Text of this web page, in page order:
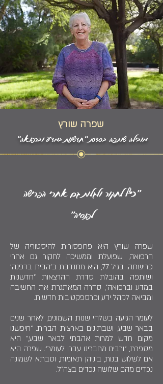
שפרה שורץ
מובילה שותפה בסדרת "חדשנות במדע וברפואה”
"כיף לחקור ולגלות גם אחרי הפרישה
לפנסיה"
שפרה שורץ היא פרופסורית להיסטוריה של
הרפואה, שפועלת וממשיכה לחקור גם אחרי
פרישתה. בגיל 77, היא מתנדבת ב'הבית בדפנה'
ושותפה בהובלת סדרת ההרצאות "חדשנות
במדע וברפואה”, סדרה המאתגרת את החשיבה
ומביאה לקהל ידע ופרספקטיבות חדשות.
לעומר הגיעה בשלהי שנות השמונים, לאחר שנים
בבאר שבע, ושבתונים בארצות הברית. “חיפשנו
מקום חדש למרות אהבתי לבאר שבע,” היא
מספרת, “ורבים מחברינו עברו לעומר”. שפרה היא
אם לשלוש בנות, ביניהן תאומות, וסבתא לשמונה
נכדים מהם שלושה נכדים בצה"ל.